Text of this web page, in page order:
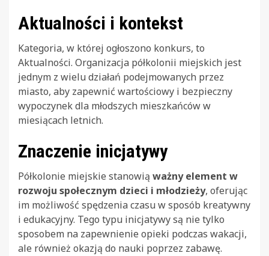
Aktualności i kontekst
Kategoria, w której ogłoszono konkurs, to
Aktualności. Organizacja półkolonii miejskich jest
jednym z wielu działań podejmowanych przez
miasto, aby zapewnić wartościowy i bezpieczny
wypoczynek dla młodszych mieszkańców w
miesiącach letnich.
Znaczenie inicjatywy
Półkolonie miejskie stanowią ważny element w
rozwoju społecznym dzieci i młodzieży, oferując
im możliwość spędzenia czasu w sposób kreatywny
i edukacyjny. Tego typu inicjatywy są nie tylko
sposobem na zapewnienie opieki podczas wakacji,
ale również okazją do nauki poprzez zabawę.